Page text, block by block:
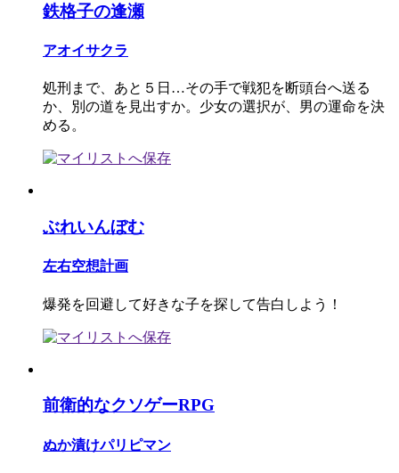
鉄格子の逢瀬
アオイサクラ
処刑まで、あと５日…その手で戦犯を断頭台へ送る
か、別の道を見出すか。少女の選択が、男の運命を決
める。
ぶれいんぼむ
左右空想計画
爆発を回避して好きな子を探して告白しよう！
前衛的なクソゲーRPG
ぬか漬けパリピマン